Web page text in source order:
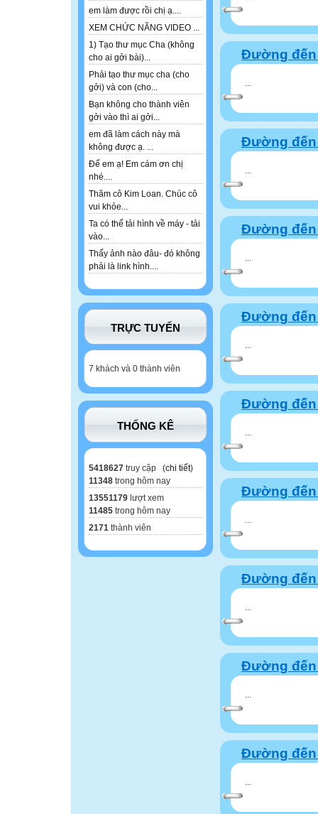
em làm được rồi chị ạ....
XEM CHỨC NĂNG VIDEO ...
1) Tạo thư mục Cha (không
cho ai gởi bài)...
Phải tạo thư mục cha (cho
gởi) và con (cho...
Bạn không cho thành viên
gởi vào thì ai gởi...
em đã làm cách này mà
không được ạ. ...
Để em ạ! Em cám ơn chị
nhé....
Thăm cô Kim Loan. Chúc cô
vui khỏe...
Ta có thể tải hình về máy - tải
vào...
Thấy ảnh nào đâu- đó không
phải là link hình....
TRỰC TUYẾN
7 khách và 0 thành viên
THỐNG KÊ
5418627 truy cập (chi tiết)
11348 trong hôm nay
13551179 lượt xem
11485 trong hôm nay
2171 thành viên
Đường đến
...
Đường đến
...
Đường đến
...
Đường đến
...
Đường đến
...
Đường đến
...
Đường đến
...
Đường đến
...
Đường đến
...